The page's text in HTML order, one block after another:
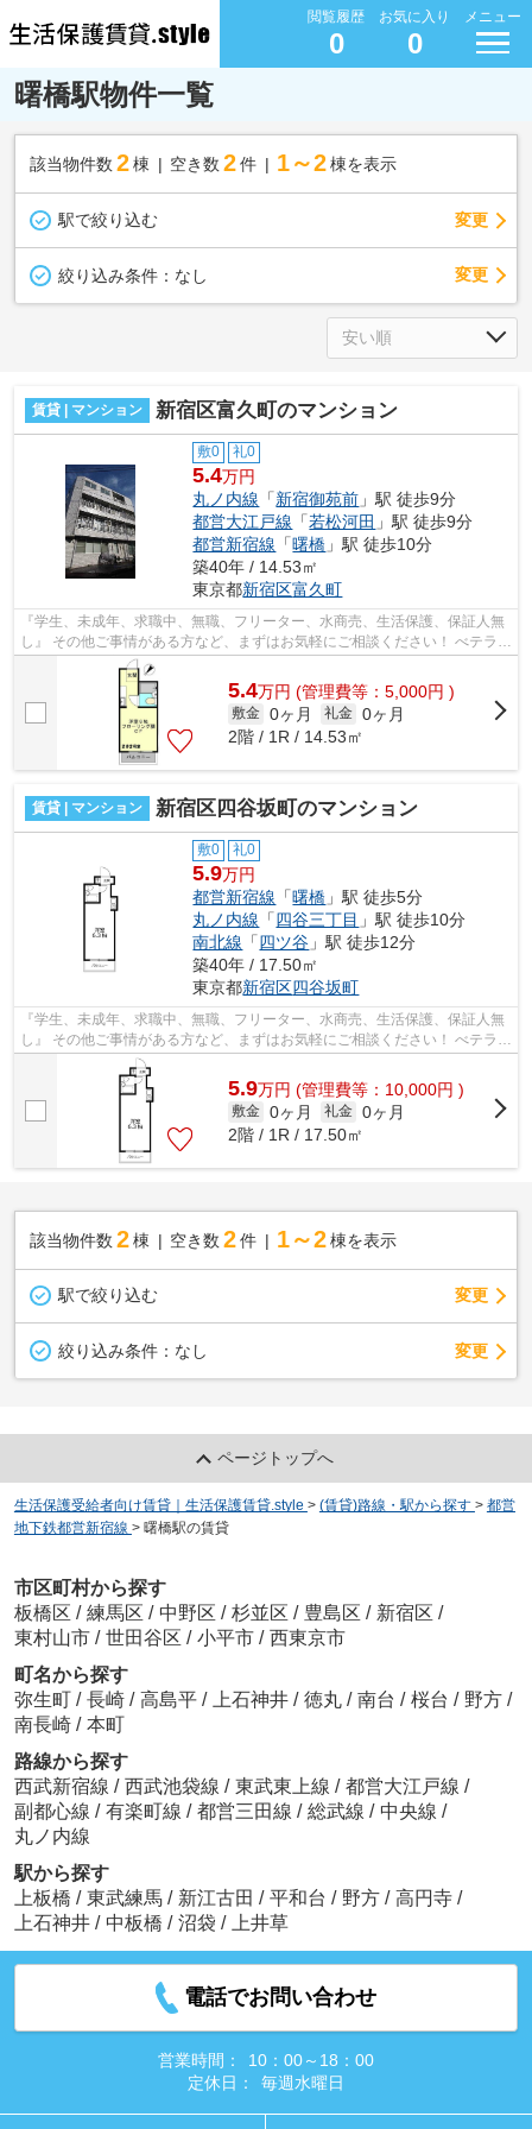
閲覧履歴
0
お気に入り
0
メニュー
曙橋駅物件一覧
該当物件数 2棟 空き数 2 件 1～2 棟を表示
駅で絞り込む 変更
絞り込み条件： なし 変更
賃貸 | マンション 新宿区富久町のマンション
敷0 礼0
5.4万円
丸ノ内線 「新宿御苑前 」駅 徒歩9分
都営大江戸線 「若松河田 」駅 徒歩9分
都営新宿線 「曙橋 」駅 徒歩10分
築40年 / 14.53㎡
東京都新宿区富久町
『学生、未成年、求職中、無職、フリーター、水商売、生活保護、保証人無
し』 その他ご事情がある方など、まずはお気軽にご相談ください！ べテラン
スタッフが対応致しますのでご希望...
5.4万円 (管理費等：5,000円 )
敷金 0ヶ月 礼金 0ヶ月
2階 / 1R / 14.53㎡
賃貸 | マンション 新宿区四谷坂町のマンション
敷0 礼0
5.9万円
都営新宿線 「曙橋 」駅 徒歩5分
丸ノ内線 「四谷三丁目 」駅 徒歩10分
南北線 「四ツ谷 」駅 徒歩12分
築40年 / 17.50㎡
東京都新宿区四谷坂町
『学生、未成年、求職中、無職、フリーター、水商売、生活保護、保証人無
し』 その他ご事情がある方など、まずはお気軽にご相談ください！ べテラン
スタッフが対応致しますのでご希望...
5.9万円 (管理費等：10,000円 )
敷金 0ヶ月 礼金 0ヶ月
2階 / 1R / 17.50㎡
該当物件数 2棟 空き数 2 件 1～2 棟を表示
駅で絞り込む 変更
絞り込み条件： なし 変更
ページトップへ
生活保護受給者向け賃貸｜生活保護賃貸.style > (賃貸)路線・駅から探す > 都営
地下鉄都営新宿線 > 曙橋駅の賃貸
市区町村から探す
板橋区 / 練馬区 / 中野区 / 杉並区 / 豊島区 / 新宿区 /
東村山市 / 世田谷区 / 小平市 / 西東京市
町名から探す
弥生町 / 長崎 / 高島平 / 上石神井 / 徳丸 / 南台 / 桜台 / 野方 /
南長崎 / 本町
路線から探す
西武新宿線 / 西武池袋線 / 東武東上線 / 都営大江戸線 /
副都心線 / 有楽町線 / 都営三田線 / 総武線 / 中央線 /
丸ノ内線
駅から探す
上板橋 / 東武練馬 / 新江古田 / 平和台 / 野方 / 高円寺 /
上石神井 / 中板橋 / 沼袋 / 上井草
電話でお問い合わせ
営業時間：
10：00～18：00
定休日：
毎週水曜日